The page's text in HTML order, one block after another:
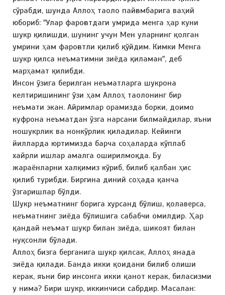
сўрабди, шунда Аллоҳ таоло пайғамбарига ваҳий
юбориб: "Улар фароғатдаги умрида менга ҳар куни
шукр қилишди, шунинг учун Мен уларнинг қолган
умрини ҳам фароғатли қилиб қўйдим. Кимки Менга
шукр қилса неъматимни зиёда қиламан", деб
марҳамат қилибди.
Инсон ўзига берилган неъматларга шукрона
келтиришининг ўзи ҳам Аллоҳ таолонинг бир
неъмати экан. Айримлар орамизда борки, доимо
куфрона неъматдан ўзга нарсани билмайдилар, яъни
ношукрлик ва нонкўрлик қиладилар. Кейинги
йилларда юртимизда барча соҳаларда кўплаб
хайрли ишлар амалга оширилмоқда. Бу
жараёнларни халқимиз кўриб, билиб қалбан ҳис
қилиб турибди. Биргина диний соҳада қанча
ўзгаришлар бўлди.
Шукр неъматнинг борига хурсанд бўлиш, қолаверса,
неъматнинг зиёда бўлишига сабабчи омилдир. Ҳар
қандай неъмат шукр билан зиёда, шикоят билан
нуқсонли бўлади.
Аллоҳ бизга берганига шукр қилсак, Аллоҳ янада
зиёда қилади. Банда икки қоидани билиб олиши
керак, яъни бир инсонга икки қанот керак, биласизми
у нима? Бири шукр, иккинчиси сабрдир. Масалан: